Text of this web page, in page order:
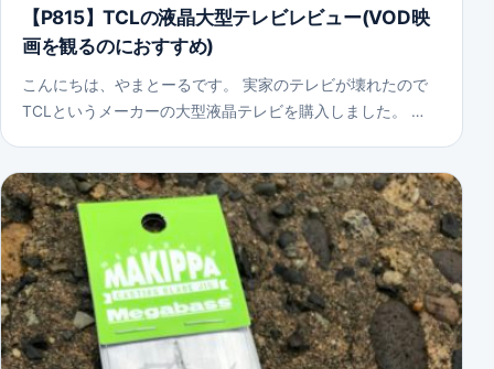
【P815】TCLの液晶大型テレビレビュー(VOD映
画を観るのにおすすめ)
こんにちは、やまとーるです。 実家のテレビが壊れたので
TCLというメーカーの大型液晶テレビを購入しました。 …